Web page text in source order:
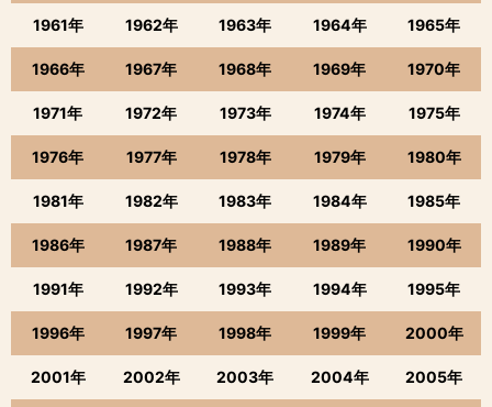
1961年 1962年 1963年 1964年 1965年
1966年 1967年 1968年 1969年 1970年
1971年 1972年 1973年 1974年 1975年
1976年 1977年 1978年 1979年 1980年
1981年 1982年 1983年 1984年 1985年
1986年 1987年 1988年 1989年 1990年
1991年 1992年 1993年 1994年 1995年
1996年 1997年 1998年 1999年 2000年
2001年 2002年 2003年 2004年 2005年